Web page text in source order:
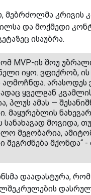
კრივის
და მოქმედი
ისაუბრა.
MVP-ის შოუ
იყო. ვფიქრობ, ის
აღმოჩნდა.
ყველგან
პლუს ამას —
მაყურებლის
სანახავად მოვიდა,
მეგობარია,
შეგრძნება მქონდა“ -
დაადასტურა,